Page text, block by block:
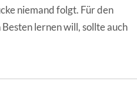
niemand folgt. Für den
lernen will, sollte auch